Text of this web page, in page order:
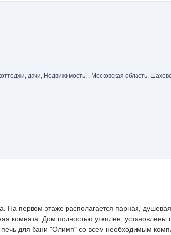
На первом этаже располагается парная,
комната. Дом полностью утеплен, установлены
печь для бани "Олимп" со всем необходимым